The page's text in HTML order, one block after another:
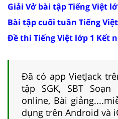
Giải Vở bài tập Tiếng Việt
Bài tập cuối tuần Tiếng
Đề thi Tiếng Việt lớp 1 Kết
Đã có app VietJack
tập SGK, SBT
online, Bài
dụng trên Android và